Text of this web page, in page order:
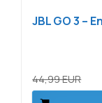
JBL GO 3 –
44,99 EUR